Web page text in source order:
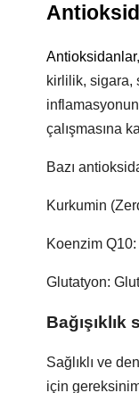
Antioksidanlar
kirlilik, sigara,
çalışmasına
Bazı
Kurkumin
Koenzim
Glutatyon:
Sağlıklı ve
için